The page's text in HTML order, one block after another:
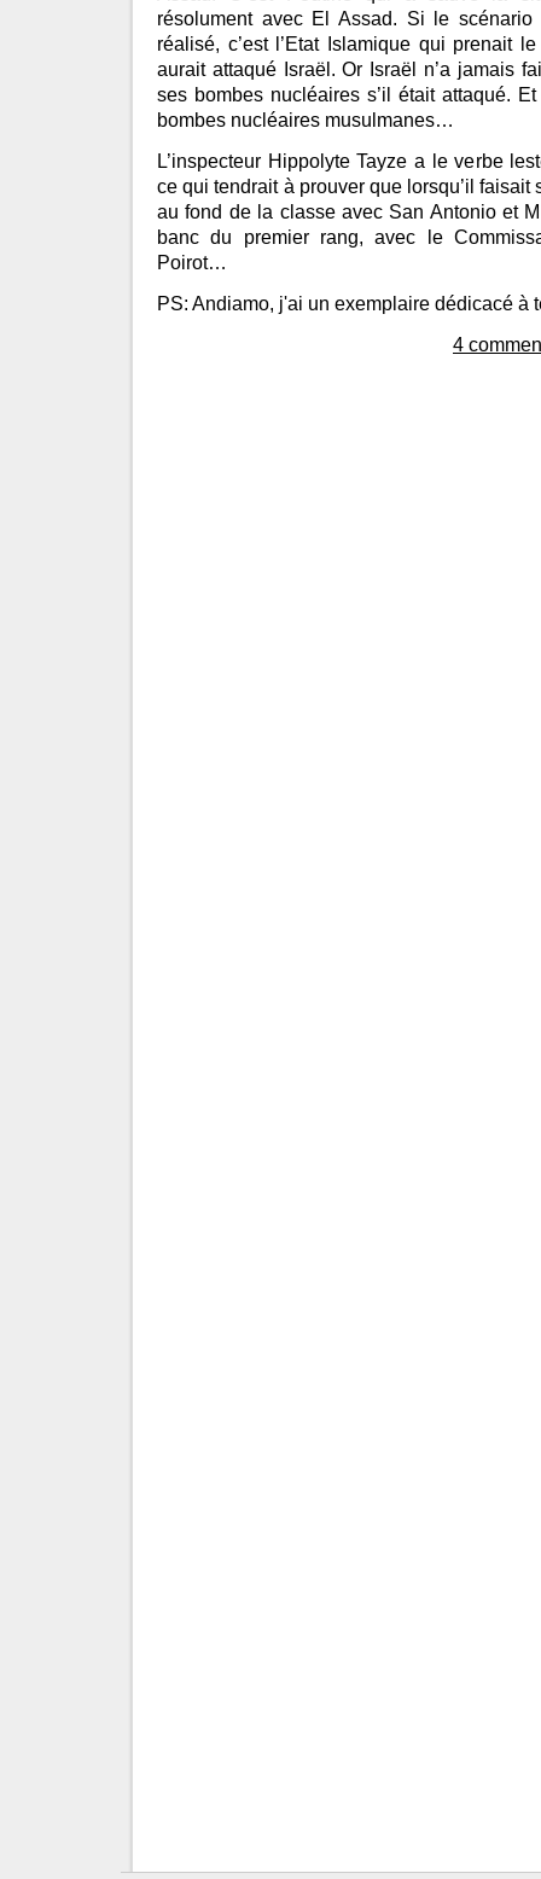
résolument avec El Assad. Si le scénario
réalisé, c’est l’Etat Islamique qui prenait
aurait attaqué Israël. Or Israël n’a jamais
ses bombes nucléaires s’il était attaqué.
bombes nucléaires musulmanes…
L’inspecteur Hippolyte Tayze a le verbe
ce qui tendrait à prouver que lorsqu’il faisait
au fond de la classe avec San Antonio et
banc du premier rang, avec le
Poirot…
PS: Andiamo, j'ai un exemplaire dédicacé à
4